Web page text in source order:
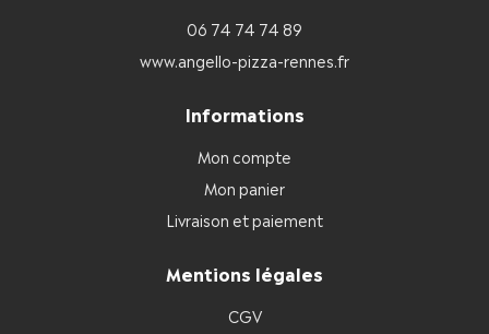
06 74 74 74 89
www.angello-pizza-rennes.fr
Informations
Mon compte
Mon panier
Livraison et paiement
Mentions légales
CGV